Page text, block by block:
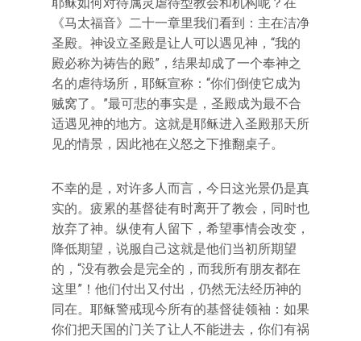
《马太福音》二十一章里我们看到：主在洁净
圣殿。神设立圣殿是让人可以遇见神，“我的
殿必称为祷告的殿”，结果却成了一个奉神之
名的虐待场所，耶稣宣称：“你们倒使它成为
贼窝了。”最可悲的事实是，圣殿成为最不合
适遇见神的地方。这就是耶稣进入圣殿那天所
见的情景，因此祂在义怒之下推翻桌子。
不幸的是，对许多人而言，今日这光景仍是真
实的。疲累的基督徒有时离开了教会，同时也
放弃了神。纵使有人留下，希望事情会改变，
降低期望，说服自己这就是他们当初所期望
的，“没有教会是完全的，而我所有朋友都在
这里”！他们付出又付出，仍然无法经历神的
同在。耶稣警戒现今所有的基督徒领袖：如果
你们把天国的门关了让人不能进去，你们有祸